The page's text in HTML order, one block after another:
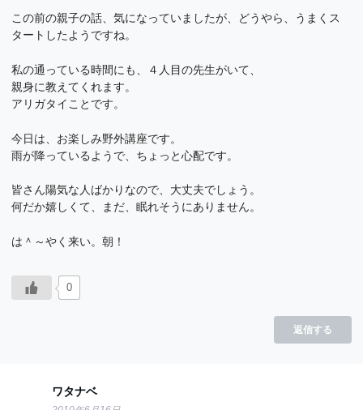
この前の親子の話、気になっていましたが、どうやら、うまくス
タートしたようですね。
私の通っている時間にも、４人目の先生がいて、
親身に教えてくれます。
アリガタイことです。
今日は、お楽しみ野外講座です。
雨が降っているようで、ちょっと心配です。
皆さん陽気な人ばかりなので、大丈夫でしょう。
何だか嬉しくて、まだ、眠れそうにありません。
は＾～やく来い。朝！
0
返信する
ワタナベ